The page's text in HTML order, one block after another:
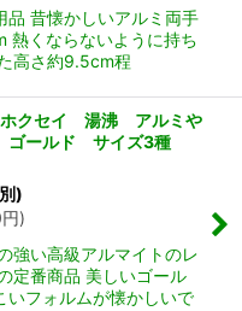
昔懐かしいアルミ両手
くならないように持ち
高さ約9.5cm程
ホクセイ 湯沸 アルミや
ゴールド サイズ3種
)
円)
い高級アルマイトのレ
定番商品 美しいゴール
いフォルムが懐かしいで